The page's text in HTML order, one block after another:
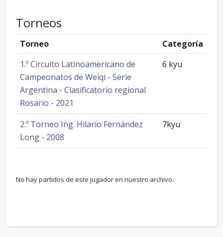
Torneos
Torneo
Categoría
1.º Circuito Latinoamericano de
Campeonatos de Weiqi - Serie
Argentina - Clasificatorio regional
Rosario - 2021
6 kyu
2.º Torneo Ing. Hilario Fernández
Long - 2008
7kyu
No hay partidos de este jugador en nuestro archivo.